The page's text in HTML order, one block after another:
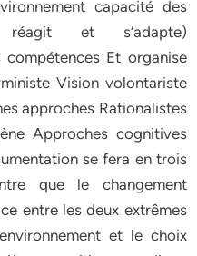
capacité des
réagit et s‘adapte)
compétences Et organise
Vision volontariste
approches Rationalistes
Approches cognitives
se fera en trois
que le changement
entre les deux extrêmes
et le choix